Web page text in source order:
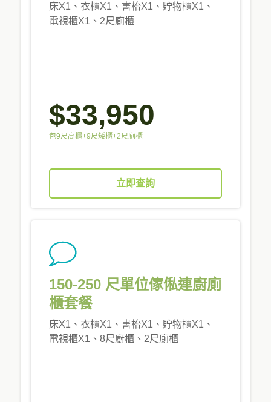
床X1、衣櫃X1、書枱X1、貯物櫃X1、
電視櫃X1、2尺廁櫃
$33,950
包9尺高櫃+9尺矮櫃+2尺廁櫃
立即查詢
150-250 尺單位傢俬連廚廁
櫃套餐
床X1、衣櫃X1、書枱X1、貯物櫃X1、
電視櫃X1、8尺廚櫃、2尺廁櫃